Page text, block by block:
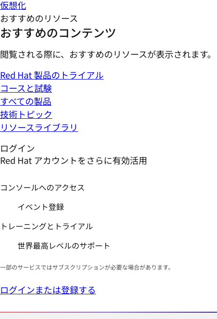
仮想化
おすすめのリソース
おすすめのコンテンツ
閲覧される際に、おすすめのリソースが表示されます。
Red Hat 製品のトライアル
コースと試験
すべての製品
技術トピック
リソースライブラリ
ログイン
Red Hat アカウントをさらに有効活用
コンソールへのアクセス
イベント登録
トレーニングとトライアル
世界最高レベルのサポート
一部のサービスではサブスクリプションが必要な場合があります。
ログインまたは登録する